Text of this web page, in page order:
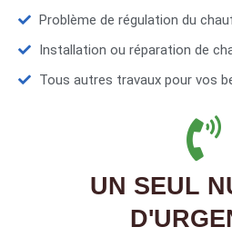
Problème de régulation du
Installation ou réparation de
Tous autres travaux pour vos
UN SEUL